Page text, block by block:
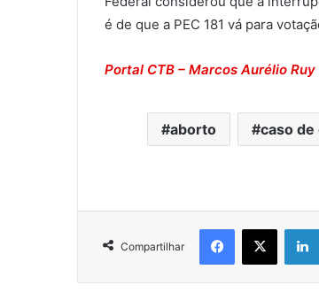
é de que a PEC 181 vá para
Portal CTB – Marcos Aurélio Ruy
aborto caso
Compartilhar